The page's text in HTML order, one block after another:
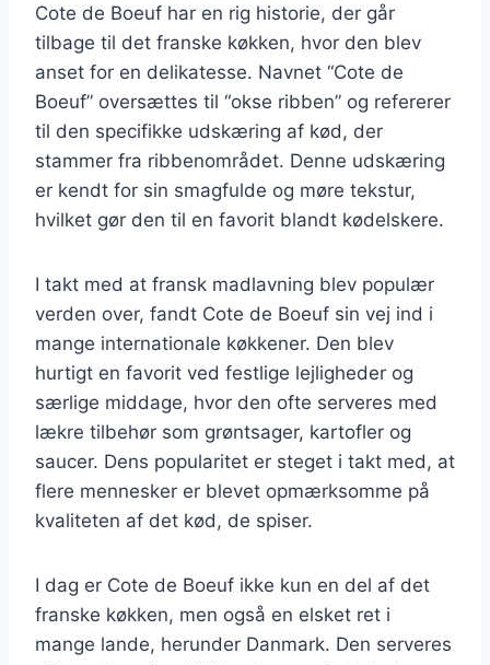
Cote de Boeuf har en rig historie, der går
tilbage til det franske køkken, hvor den blev
anset for en delikatesse. Navnet “Cote de
Boeuf” oversættes til “okse ribben” og refererer
til den specifikke udskæring af kød, der
stammer fra ribbenområdet. Denne udskæring
er kendt for sin smagfulde og møre tekstur,
hvilket gør den til en favorit blandt kødelskere.
I takt med at fransk madlavning blev populær
verden over, fandt Cote de Boeuf sin vej ind i
mange internationale køkkener. Den blev
hurtigt en favorit ved festlige lejligheder og
særlige middage, hvor den ofte serveres med
lækre tilbehør som grøntsager, kartofler og
saucer. Dens popularitet er steget i takt med, at
flere mennesker er blevet opmærksomme på
kvaliteten af det kød, de spiser.
I dag er Cote de Boeuf ikke kun en del af det
franske køkken, men også en elsket ret i
mange lande, herunder Danmark. Den serveres